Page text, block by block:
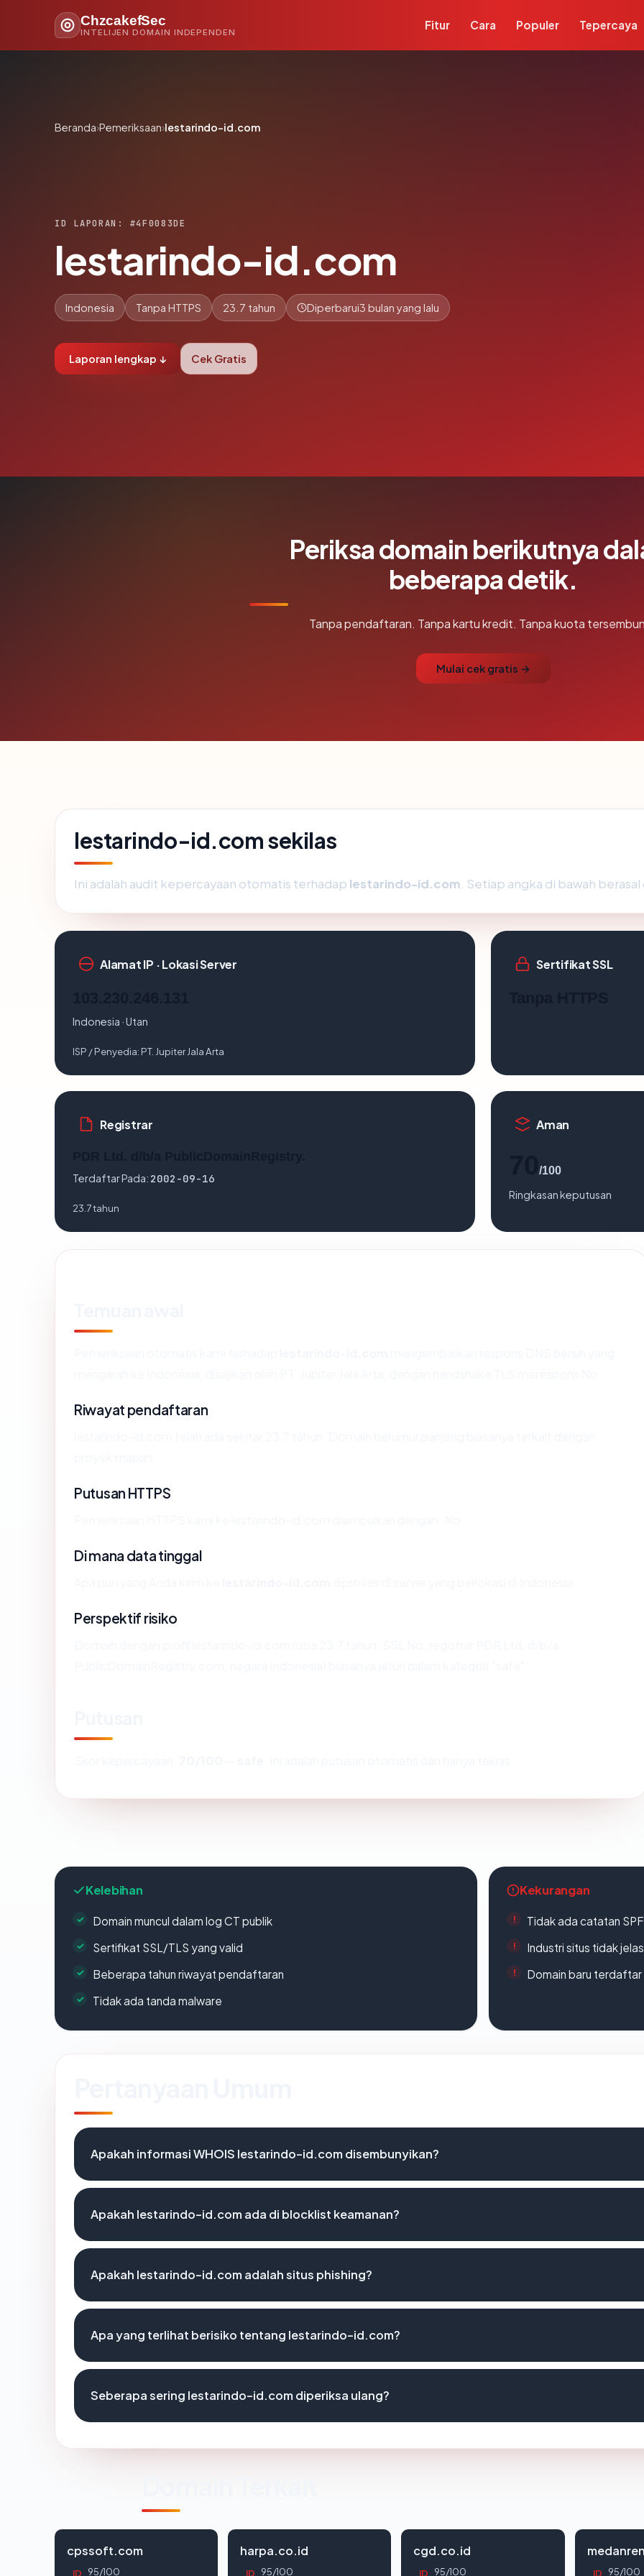
ChzcakefSec
INTELIJEN DOMAIN INDEPENDEN
Fitur Cara Populer Tepercaya
Beranda›Pemeriksaan›lestarindo-id.com
ID LAPORAN: #4F0083DE
lestarindo-id.com
Indonesia Tanpa HTTPS 23.7 tahun Diperbarui3 bulan yang lalu
Laporan lengkap ↓ Cek Gratis
Periksa domain berikutnya
beberapa detik.
Tanpa pendaftaran. Tanpa kartu kredit. Tanpa kuota
Mulai cek gratis →
lestarindo-id.com sekilas
Ini adalah audit kepercayaan otomatis terhadap lestarindo-id.com . Setiap angka di bawah
Alamat IP · Lokasi Server
Indonesia · Utan
ISP / Penyedia: PT. Jupiter Jala Arta
Sertifikat SSL
Registrar
Terdaftar Pada: 2002-09-16
23.7 tahun
Aman
/100
Ringkasan keputusan
Riwayat pendaftaran
Putusan HTTPS
Di mana data tinggal
Perspektif risiko
Kelebihan
Domain muncul dalam log CT publik
Sertifikat SSL/TLS yang valid
Beberapa tahun riwayat pendaftaran
Tidak ada tanda malware
Kekurangan
Tidak ada catatan
Industri situs tidak
Domain baru terdaftar
Apakah informasi WHOIS lestarindo-id.com disembunyikan?
Apakah lestarindo-id.com ada di blocklist keamanan?
Apakah lestarindo-id.com adalah situs phishing?
Apa yang terlihat berisiko tentang lestarindo-id.com?
Seberapa sering lestarindo-id.com diperiksa ulang?
cpssoft.com
ID 95/100
harpa.co.id
ID 95/100
cgd.co.id
ID 95/100 ID 95/100